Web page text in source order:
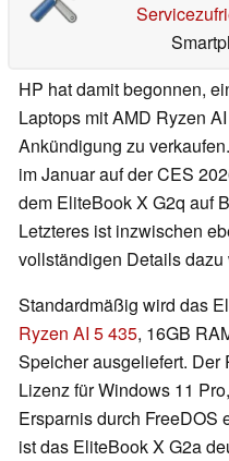
HP hat damit begonnen,
Laptops mit AMD Ryzen
Ankündigung zu
im Januar auf der CES
dem EliteBook X G2q auf
Letzteres ist inzwischen
vollständigen Details
Standardmäßig wird das
Ryzen AI 5 435, 16GB
Speicher ausgeliefert.
Lizenz für Windows 11
Ersparnis durch FreeDOS
ist das EliteBook X G2a